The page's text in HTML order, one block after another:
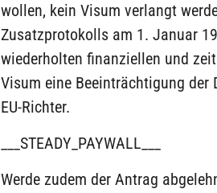
wollen, kein Visum verlangt
Zusatzprotokolls am 1. Januar
wiederholten finanziellen und
Visum eine Beeinträchtigung
EU-Richter.
___STEADY_PAYWALL___
Werde zudem der Antrag